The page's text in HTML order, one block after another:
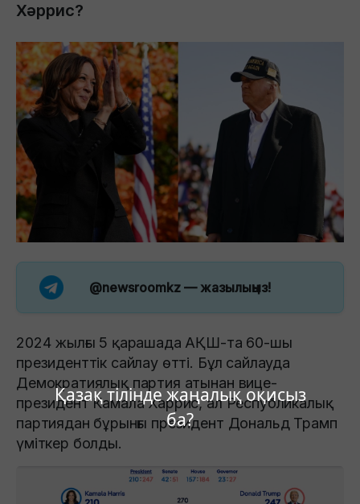
Қазақ тілінде жаңалық оқисыз
ба?
Хәррис?
@newsroomkz — жазылыңыз!
2024 жылғы 5 қарашада АҚШ-та 60-шы
президенттік сайлау өтті. Бұл сайлауда
Демократиялық партия атынан вице-
президент Камала Харрис, ал Республикалық
партиядан бұрынғы президент Дональд Трамп
үміткер болды.